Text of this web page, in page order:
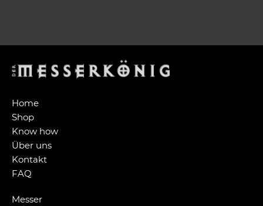
Home
Shop
Know how
Über uns
Kontakt
FAQ
Messer